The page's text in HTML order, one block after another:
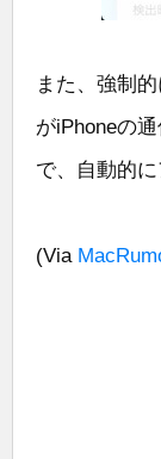
また、強制
がiPhoneの
で、自動的
(Via